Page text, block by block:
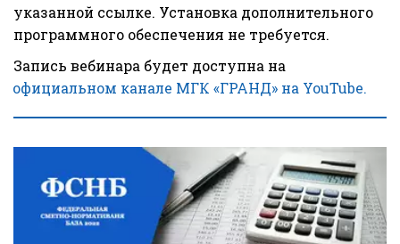
указанной ссылке. Установка дополнительного
программного обеспечения не требуется.
официальном канале МГК «ГРАНД» на YouTube.